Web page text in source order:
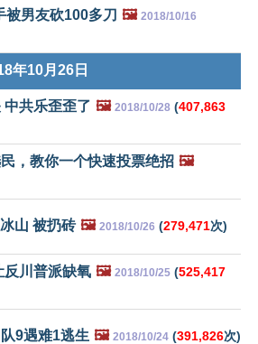
被男友砍100多刀 🖼️ 2018/10/16
年10月26日
共乐歪歪了 🖼️ 2018/10/28 (407,863
，教你一个快速投票绝招 🖼️
山 被扔砖 🖼️ 2018/10/26 (279,471次)
反川普派缺氧 🖼️ 2018/10/25 (525,417
9遇难1逃生 🖼️ 2018/10/24 (391,826次)